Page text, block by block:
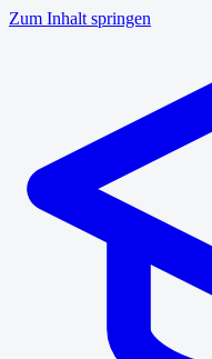
Zum Inhalt springen